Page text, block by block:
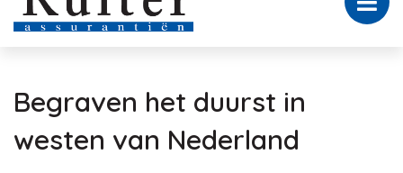
Begraven het duurst in
westen van Nederland